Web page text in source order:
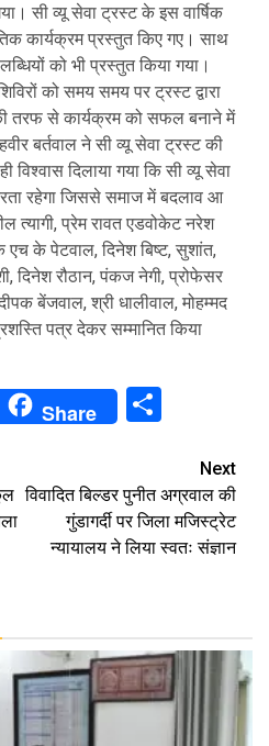
सी व्यू सेवा ट्रस्ट के इस वार्षिक
कार्यक्रम प्रस्तुत किए गए। साथ
को भी प्रस्तुत किया गया।
को समय समय पर ट्रस्ट द्वारा
तरफ से कार्यक्रम को सफल बनाने में
बर्तवाल ने सी व्यू सेवा ट्रस्ट की
विश्वास दिलाया गया कि सी व्यू सेवा
रहेगा जिससे समाज में बदलाव आ
त्यागी, प्रेम रावत एडवोकेट नरेश
एच के पेटवाल, दिनेश बिष्ट, सुशांत,
दिनेश रौठान, पंकज नेगी, प्रोफेसर
बेंजवाल, श्री धालीवाल, मोहम्मद
पत्र देकर सम्मानित किया
Share
Next
विवादित बिल्डर पुनीत अग्रवाल की
गुंडागर्दी पर जिला मजिस्ट्रेट
न्यायालय ने लिया स्वतः संज्ञान